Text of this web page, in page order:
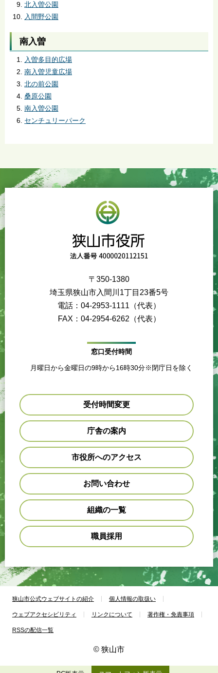
北入曽公園
入間野公園
南入曽
入曽多目的広場
南入曽児童広場
北の前公園
桑原公園
南入曽公園
センチュリーパーク
〒350-1380
埼玉県狭山市入間川1丁目23番5号
電話：04-2953-1111（代表）
FAX：04-2954-6262（代表）
窓口受付時間
月曜日から金曜日の9時から16時30分※閉庁日を除く
受付時間変更
庁舎の案内
市役所へのアクセス
お問い合わせ
組織の一覧
職員採用
狭山市公式ウェブサイトの紹介 個人情報の取扱い
ウェブアクセシビリティ リンクについて 著作権・免責事項
RSSの配信一覧
© 狭山市